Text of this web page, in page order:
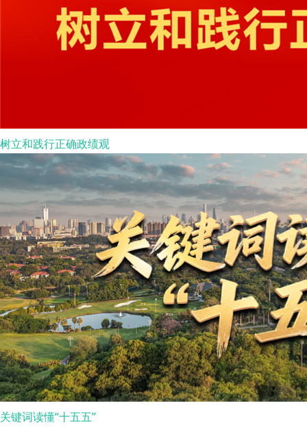
树立和践行正确政绩观
关键词读懂“十五五”